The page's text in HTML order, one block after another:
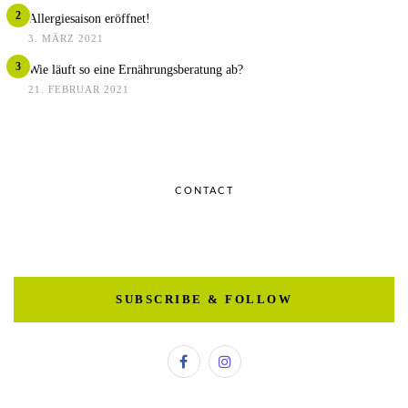
2 Allergiesaison eröffnet!
3. MÄRZ 2021
3 Wie läuft so eine Ernährungsberatung ab?
21. FEBRUAR 2021
CONTACT
SUBSCRIBE & FOLLOW